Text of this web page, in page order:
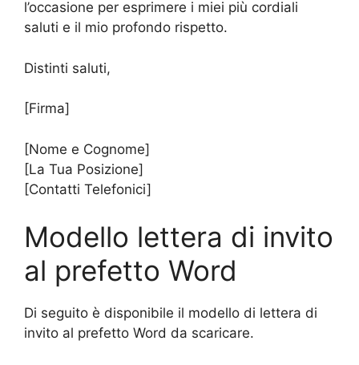
l’occasione per esprimere i miei più cordiali
saluti e il mio profondo rispetto.
Distinti saluti,
[Firma]
[Nome e Cognome]
[La Tua Posizione]
[Contatti Telefonici]
Modello lettera di invito
al prefetto Word
Di seguito è disponibile il modello di lettera di
invito al prefetto Word da scaricare.